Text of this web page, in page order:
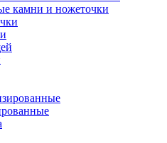
камни и ножеточки